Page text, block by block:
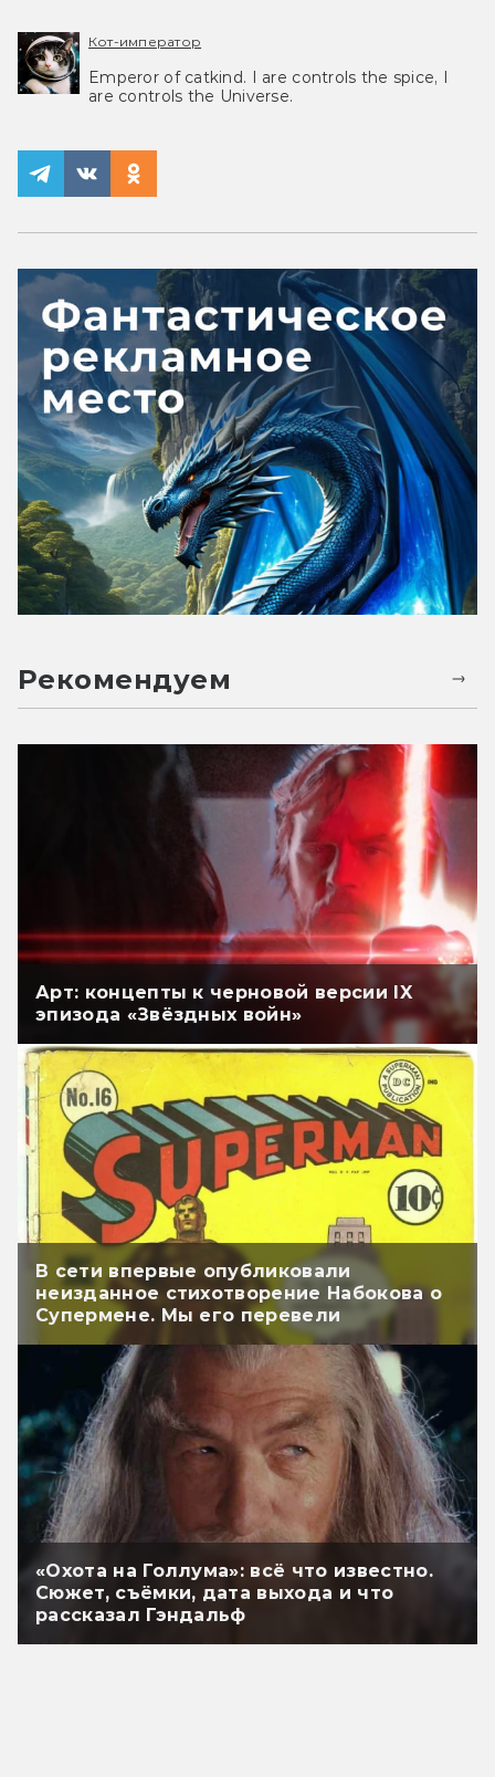
Кот-император
Emperor of catkind. I are controls the spice, I
are controls the Universe.
Рекомендуем
Арт: концепты к черновой версии IX
эпизода «Звёздных войн»
В сети впервые опубликовали
неизданное стихотворение Набокова о
Супермене. Мы его перевели
«Охота на Голлума»: всё что известно.
Сюжет, съёмки, дата выхода и что
рассказал Гэндальф